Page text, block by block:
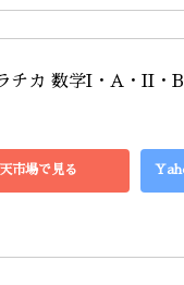
チカ 数学I・A・II・
市場で見る